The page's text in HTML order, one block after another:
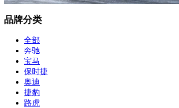
品牌分类
全部
奔驰
宝马
保时捷
奥迪
捷豹
路虎